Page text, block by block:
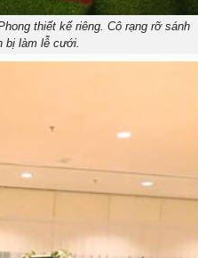
thiết kế riêng. Cô rạng rỡ sánh
bị làm lễ cưới.